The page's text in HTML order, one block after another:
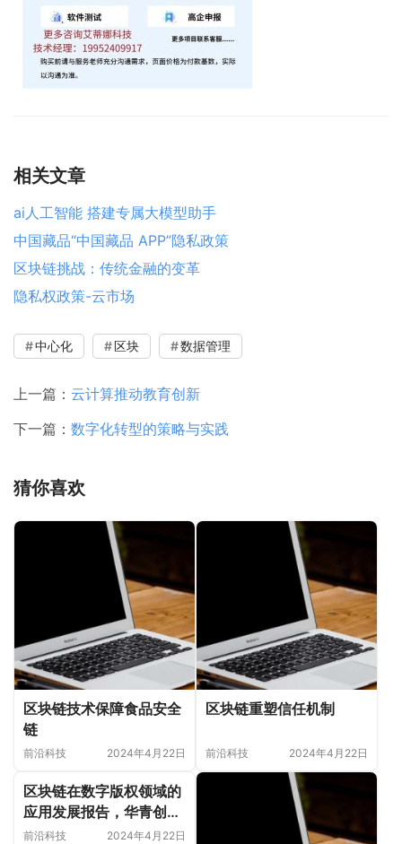
相关文章
ai人工智能 搭建专属大模型助手
中国藏品“中国藏品 APP”隐私政策
区块链挑战：传统金融的变革
隐私权政策-云市场
中心化 区块 数据管理
上一篇： 云计算推动教育创新
下一篇： 数字化转型的策略与实践
猜你喜欢
区块链技术保障食品安全
链
前沿科技 2024年4月22日
区块链重塑信任机制
前沿科技 2024年4月22日
区块链在数字版权领域的
应用发展报告，华青创新
可信区块链研究
前沿科技 2024年4月22日